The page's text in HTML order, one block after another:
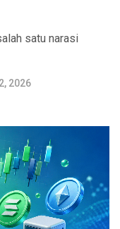
satu narasi
2026